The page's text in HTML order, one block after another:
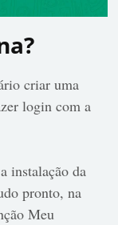
criar uma
login com a
instalação da
pronto, na
Meu